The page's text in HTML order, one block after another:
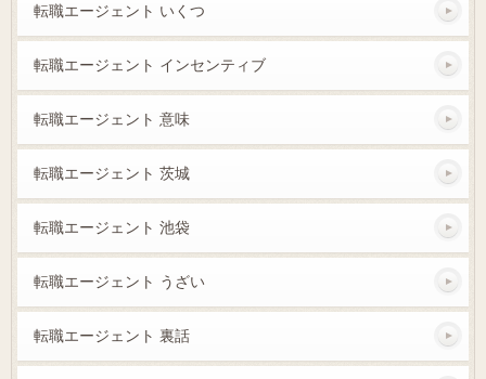
転職エージェント いくつ
転職エージェント インセンティブ
転職エージェント 意味
転職エージェント 茨城
転職エージェント 池袋
転職エージェント うざい
転職エージェント 裏話